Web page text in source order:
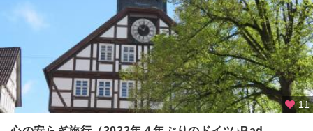
ゲ
ン
ク
ヴ
ェ
11